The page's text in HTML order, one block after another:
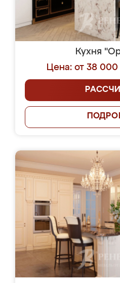
Кухня
Цена: от 38 000